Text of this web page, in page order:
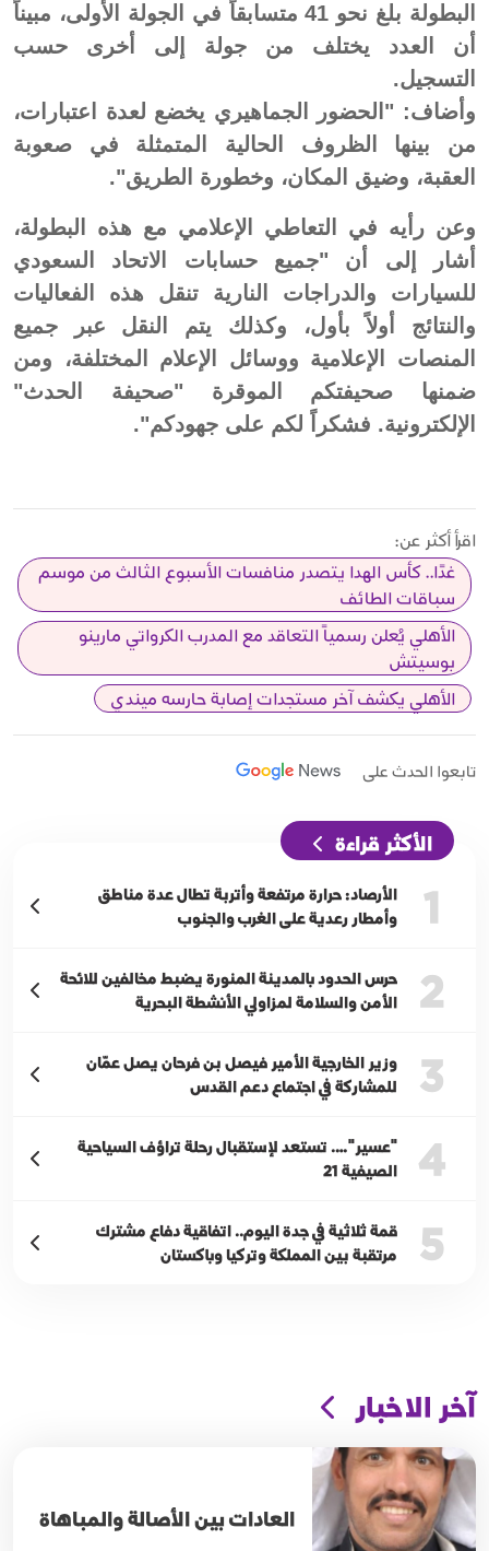
البطولة بلغ نحو 41 متسابقاً في الجولة الأولى، مبيناً
أن العدد يختلف من جولة إلى أخرى حسب
التسجيل.
وأضاف: "الحضور الجماهيري يخضع لعدة اعتبارات،
من بينها الظروف الحالية المتمثلة في صعوبة
العقبة، وضيق المكان، وخطورة الطريق".
وعن رأيه في التعاطي الإعلامي مع هذه البطولة،
أشار إلى أن "جميع حسابات الاتحاد السعودي
للسيارات والدراجات النارية تنقل هذه الفعاليات
والنتائج أولاً بأول، وكذلك يتم النقل عبر جميع
المنصات الإعلامية ووسائل الإعلام المختلفة، ومن
ضمنها صحيفتكم الموقرة "صحيفة الحدث"
الإلكترونية. فشكراً لكم على جهودكم".
اقرأ أكثر عن:
غدًا.. كأس الهدا يتصدر منافسات الأسبوع الثالث من موسم
سباقات الطائف
الأهلي يُعلن رسمياً التعاقد مع المدرب الكرواتي مارينو
بوسيتش
الأهلي يكشف آخر مستجدات إصابة حارسه ميندي
تابعوا الحدث على
الأكثر قراءة
1
الأرصاد: حرارة مرتفعة وأتربة تطال عدة مناطق
وأمطار رعدية على الغرب والجنوب
2
حرس الحدود بالمدينة المنورة يضبط مخالفين للائحة
الأمن والسلامة لمزاولي الأنشطة البحرية
3
وزير الخارجية الأمير فيصل بن فرحان يصل عمّان
للمشاركة في اجتماع دعم القدس
4
"عسير"…. تستعد لإستقبال رحلة تراؤف السياحية
الصيفية 21
5
قمة ثلاثية في جدة اليوم.. اتفاقية دفاع مشترك
مرتقبة بين المملكة وتركيا وباكستان
آخر الاخبار
العادات بين الأصالة والمباهاة